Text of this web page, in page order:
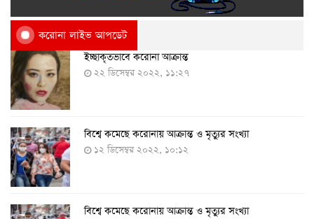
করোনা লাইভ আপডেট
ইচ্ছাকৃতভাবে করোনা আক্রান্ত
২২ ডিসেম্বর ২০২২, ১১:২৭
বিশ্বে কমেছে করোনায় আক্রান্ত ও মৃত্যুর সংখ্যা
১২ ডিসেম্বর ২০২২, ১০:১২
বিশ্বে কমেছে করোনায় আক্রান্ত ও মৃত্যুর সংখ্যা